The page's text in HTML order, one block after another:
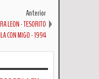
Anterior
LEON - TESORITO
CON MIGO - 1994